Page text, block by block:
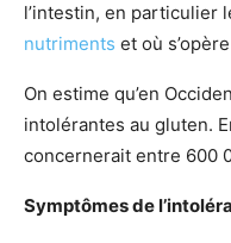
l’intestin, en particulier
nutriments et où
On estime qu’en
intolérantes au gluten.
concernerait entre 600
Symptômes de